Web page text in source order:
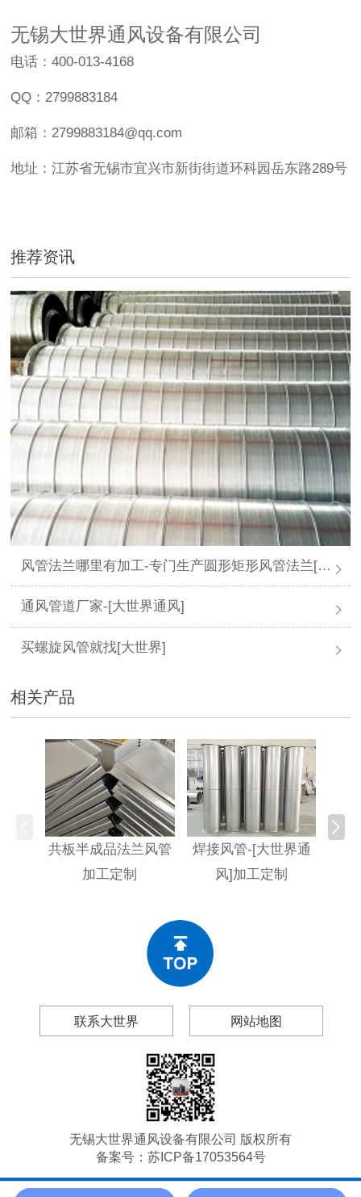
无锡大世界通风设备有限公司
电话：400-013-4168
QQ：2799883184
邮箱：2799883184@qq.com
地址：江苏省无锡市宜兴市新街街道环科园岳东路289号
推荐资讯
风管法兰哪里有加工-专门生产圆形矩形风管法兰[大世界通风]
通风管道厂家-[大世界通风]
买螺旋风管就找[大世界]
相关产品
共板半成品法兰风管
加工定制
焊接风管-[大世界通
风]加工定制
联系大世界 网站地图
无锡大世界通风设备有限公司 版权所有
备案号： 苏ICP备17053564号